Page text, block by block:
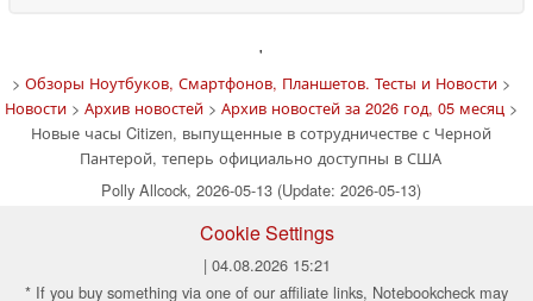
'
> Обзоры Ноутбуков, Смартфонов, Планшетов. Тесты и Новости>
Новости> Архив новостей> Архив новостей за 2026 год, 05 месяц>
Новые часы Citizen, выпущенные в сотрудничестве с Черной
Пантерой, теперь официально доступны в США
Polly Allcock, 2026-05-13 (Update: 2026-05-13)
Cookie Settings
| 04.08.2026 15:21
* If you buy something via one of our affiliate links, Notebookcheck may